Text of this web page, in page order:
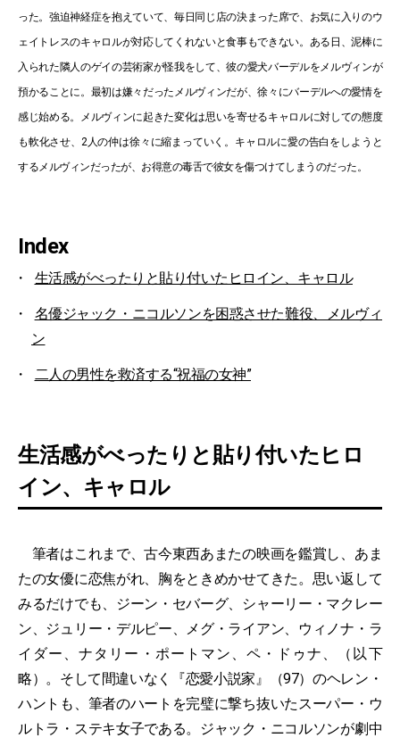
った。強迫神経症を抱えていて、毎日同じ店の決まった席で、お気に入りのウ
ェイトレスのキャロルが対応してくれないと食事もできない。ある日、泥棒に
入られた隣人のゲイの芸術家が怪我をして、彼の愛犬バーデルをメルヴィンが
預かることに。最初は嫌々だったメルヴィンだが、徐々にバーデルへの愛情を
感じ始める。メルヴィンに起きた変化は思いを寄せるキャロルに対しての態度
も軟化させ、2人の仲は徐々に縮まっていく。キャロルに愛の告白をしようと
するメルヴィンだったが、お得意の毒舌で彼女を傷つけてしまうのだった。
Index
生活感がべったりと貼り付いたヒロイン、キャロル
名優ジャック・ニコルソンを困惑させた難役、メルヴィ
ン
二人の男性を救済する“祝福の女神”
生活感がべったりと貼り付いたヒロ
イン、キャロル
筆者はこれまで、古今東西あまたの映画を鑑賞し、あま
たの女優に恋焦がれ、胸をときめかせてきた。思い返して
みるだけでも、ジーン・セバーグ、シャーリー・マクレー
ン、ジュリー・デルピー、メグ・ライアン、ウィノナ・ラ
イダー、ナタリー・ポートマン、ペ・ドゥナ、（以下
略）。そして間違いなく『恋愛小説家』（97）のヘレン・
ハントも、筆者のハートを完璧に撃ち抜いたスーパー・ウ
ルトラ・ステキ女子である。ジャック・ニコルソンが劇中